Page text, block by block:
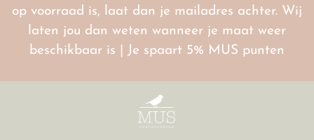
op voorraad is, laat dan je mailadres achter. Wij
laten jou dan weten wanneer je maat weer
beschikbaar is | Je spaart 5% MUS punten